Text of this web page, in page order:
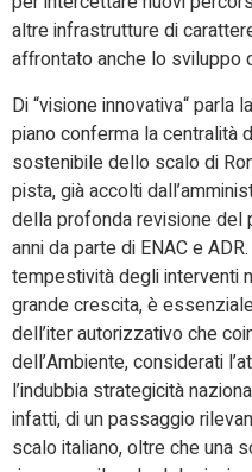
altre infrastrutture di
affrontato anche lo sviluppo
Di “visione innovativa“ parla
piano conferma la centralità
sostenibile dello scalo di
pista, già accolti
della profonda revisione
anni da parte di ENAC e
tempestività degli interventi
grande crescita, è
dell’iter autorizzativo che
dell’Ambiente, considerati
l’indubbia strategicità
infatti, di un passaggio
scalo italiano, oltre che una